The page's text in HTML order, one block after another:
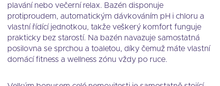
plavání nebo večerní relax. Bazén disponuje
protiproudem, automatickým dávkováním pH i chloru a
vlastní řídící jednotkou, takže veškerý komfort funguje
prakticky bez starostí. Na bazén navazuje samostatná
posilovna se sprchou a toaletou, díky čemuž máte vlastní
domácí fitness a wellness zónu vždy po ruce.